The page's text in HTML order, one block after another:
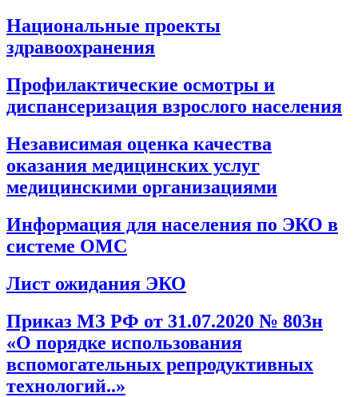
Национальные проекты
здравоохранения
Профилактические осмотры и
диспансеризация взрослого населения
Независимая оценка качества
оказания медицинских услуг
медицинскими организациями
Информация для населения по ЭКО в
системе ОМС
Лист ожидания ЭКО
Приказ МЗ РФ от 31.07.2020 № 803н
«О порядке использования
вспомогательных репродуктивных
технологий..»